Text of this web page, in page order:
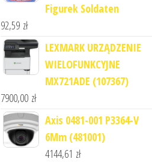
Figurek Soldaten
92,59 zł
LEXMARK URZĄDZENIE
WIELOFUNKCYJNE
MX721ADE (107367)
7900,00 zł
Axis 0481-001 P3364-V
6Mm (481001)
4144,61 zł